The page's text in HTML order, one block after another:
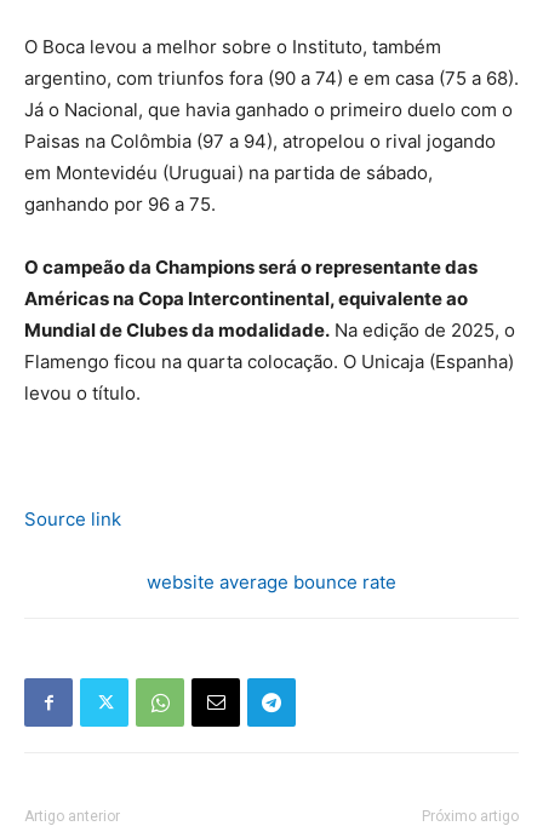
O Boca levou a melhor sobre o Instituto, também
argentino, com triunfos fora (90 a 74) e em casa (75 a 68).
Já o Nacional, que havia ganhado o primeiro duelo com o
Paisas na Colômbia (97 a 94), atropelou o rival jogando
em Montevidéu (Uruguai) na partida de sábado,
ganhando por 96 a 75.
O campeão da Champions será o representante das
Américas na Copa Intercontinental, equivalente ao
Mundial de Clubes da modalidade. Na edição de 2025, o
Flamengo ficou na quarta colocação. O Unicaja (Espanha)
levou o título.
Source link
website average bounce rate
Artigo anterior Próximo artigo